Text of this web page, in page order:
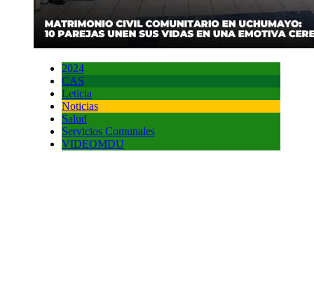
2024
CAS
Leticia
Noticias
Salud
Servicios Comunales
VIDEOMDU